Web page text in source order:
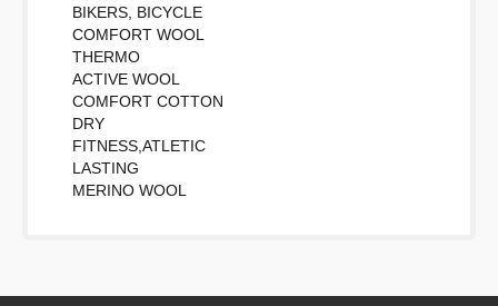
BIKERS, BICYCLE
COMFORT WOOL
THERMO
ACTIVE WOOL
COMFORT COTTON
DRY
FITNESS,ATLETIC
LASTING
MERINO WOOL